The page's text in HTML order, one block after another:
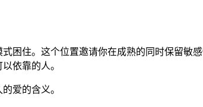
困住。这个位置邀请你在成熟的同时保留敏
依靠的人。
爱的含义。